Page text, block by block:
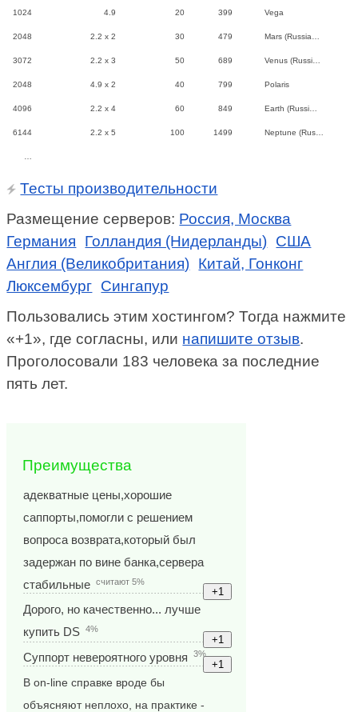
1024 4.9 20 399 Vega
2048 2.2 x 2 30 479 Mars (Russia…
3072 2.2 x 3 50 689 Venus (Russi…
2048 4.9 x 2 40 799 Polaris
4096 2.2 x 4 60 849 Earth (Russi…
6144 2.2 x 5 100 1499 Neptune (Rus…
…
Тесты производительности
Размещение серверов: Россия, Москва
Германия
Голландия (Нидерланды) США
Англия (Великобритания) Китай, Гонконг
Люксембург Сингапур
Пользовались этим хостингом? Тогда нажмите
«+1», где согласны, или напишите отзыв.
Проголосовали 183 человека за последние
пять лет.
Преимущества
адекватные цены,хорошие
саппорты,помогли с решением
вопроса возврата,который был
задержан по вине банка,сервера
стабильные
считают 5%
Дорого, но качественно... лучше
купить DS
4%
Суппорт невероятного уровня 3%
В on-line справке вроде бы
объясняют неплохо, на практике -